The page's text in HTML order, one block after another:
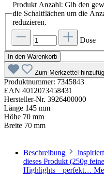
Produkt Anzahl: Gib den
die Schaltflächen um die
reduzieren.
Dose
In den Warenkorb
Zum Merkzettel
Produktnummer: 7345843
EAN 4012073458431
Hersteller-Nr. 3926400000
Länge 145 mm
Höhe 70 mm
Breite 70 mm
Beschreibung
dieses Produkt (250g
Highlights – perfekt…